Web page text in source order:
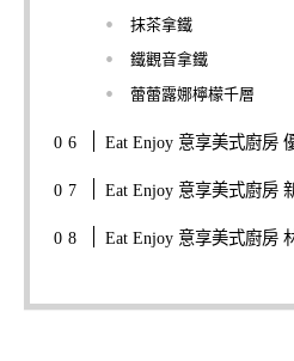
抹茶拿鐵
鐵觀音拿鐵
蕾蕾露娜檸檬千層
Eat Enjoy 意享美式廚房
Eat Enjoy 意享美式廚房
Eat Enjoy 意享美式廚房